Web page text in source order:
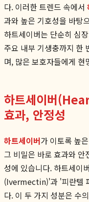
다. 이러한 트렌드 속에서
과와 높은 기호성을 바탕
하트세이버는 단순히 심
주요 내부 기생충까지 한
며, 많은 보호자들에게
하트세이버
효과, 안정성
하트세이버가 이토록 높
그 비밀은 바로 효과와
성에 있습니다. 하트세이
(Ivermectin)'과 '피란텔
다. 이 두 가지 성분은 수